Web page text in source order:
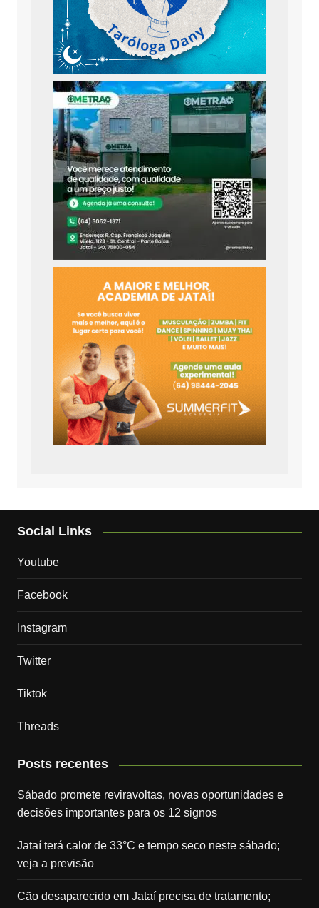
Social Links
Youtube
Facebook
Instagram
Twitter
Tiktok
Threads
Posts recentes
Sábado promete reviravoltas, novas oportunidades e
decisões importantes para os 12 signos
Jataí terá calor de 33°C e tempo seco neste sábado;
veja a previsão
Cão desaparecido em Jataí precisa de tratamento;